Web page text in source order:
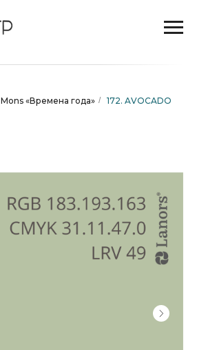
Mons «Времена года» / 172. AVOCADO